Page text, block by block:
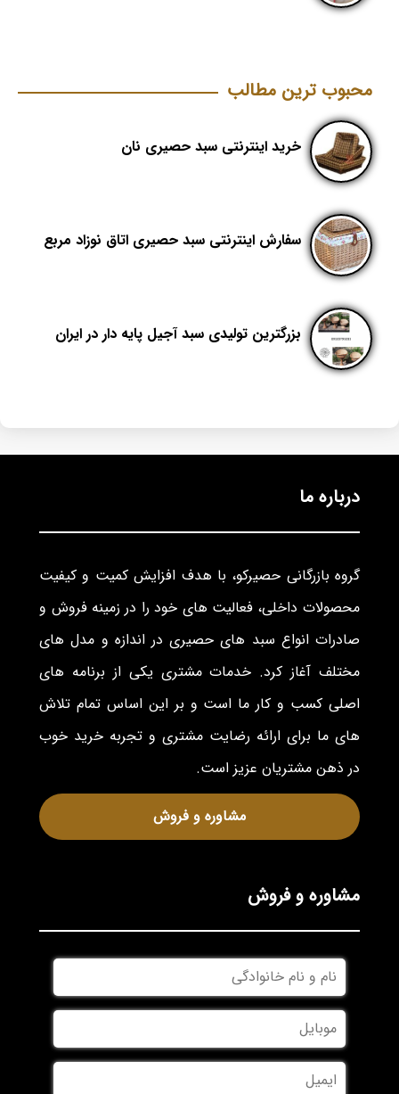
محبوب ترین مطالب
خرید اینترنتی سبد حصیری نان
سفارش اینترنتی سبد حصیری اتاق نوزاد مربع
بزرگترین تولیدی سبد آجیل پایه دار در ایران
درباره ما
گروه بازرگانی حصیرکو، با هدف افزایش کمیت و کیفیت
محصولات داخلی، فعالیت های خود را در زمینه فروش و
صادرات انواع سبد های حصیری در اندازه و مدل های
مختلف آغاز کرد. خدمات مشتری یکی از برنامه های
اصلی کسب و کار ما است و بر این اساس تمام تلاش
های ما برای ارائه رضایت مشتری و تجربه خرید خوب
در ذهن مشتریان عزیز است.
مشاوره و فروش
مشاوره و فروش
نام
و
نام
خانوادگی
موبایل
ایمیل